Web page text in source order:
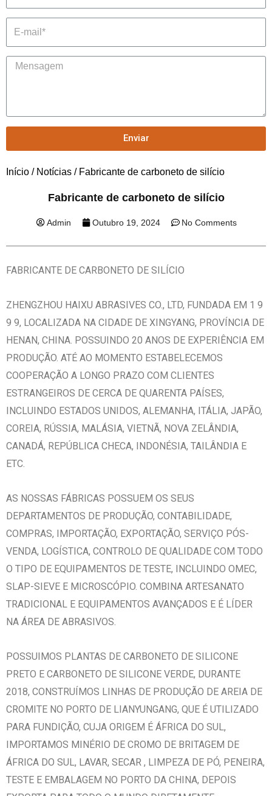
Enviar
Início / Notícias / Fabricante de carboneto de silício
Fabricante de carboneto de silício
Admin Outubro 19, 2024 No Comments
FABRICANTE DE CARBONETO DE SILÍCIO
ZHENGZHOU HAIXU ABRASIVES CO., LTD, FUNDADA EM 1 9
9 9, LOCALIZADA NA CIDADE DE XINGYANG, PROVÍNCIA DE
HENAN, CHINA. POSSUINDO 20 ANOS DE EXPERIÊNCIA EM
PRODUÇÃO. ATÉ AO MOMENTO ESTABELECEMOS
COOPERAÇÃO A LONGO PRAZO COM CLIENTES
ESTRANGEIROS DE CERCA DE QUARENTA PAÍSES,
INCLUINDO ESTADOS UNIDOS, ALEMANHA, ITÁLIA, JAPÃO,
COREIA, RÚSSIA, MALÁSIA, VIETNÃ, NOVA ZELÂNDIA,
CANADÁ, REPÚBLICA CHECA, INDONÉSIA, TAILÂNDIA E
ETC.
AS NOSSAS FÁBRICAS POSSUEM OS SEUS
DEPARTAMENTOS DE PRODUÇÃO, CONTABILIDADE,
COMPRAS, IMPORTAÇÃO, EXPORTAÇÃO, SERVIÇO PÓS-
VENDA, LOGÍSTICA, CONTROLO DE QUALIDADE COM TODO
O TIPO DE EQUIPAMENTOS DE TESTE, INCLUINDO OMEC,
SLAP-SIEVE E MICROSCÓPIO. COMBINA ARTESANATO
TRADICIONAL E EQUIPAMENTOS AVANÇADOS E É LÍDER
NA ÁREA DE ABRASIVOS.
POSSUIMOS PLANTAS DE CARBONETO DE SILICONE
PRETO E CARBONETO DE SILICONE VERDE, DURANTE
2018, CONSTRUÍMOS LINHAS DE PRODUÇÃO DE AREIA DE
CROMITE NO PORTO DE LIANYUNGANG, QUE É UTILIZADO
PARA FUNDIÇÃO, CUJA ORIGEM É ÁFRICA DO SUL,
IMPORTAMOS MINÉRIO DE CROMO DE BRITAGEM DE
ÁFRICA DO SUL, LAVAR, SECAR , LIMPEZA DE PÓ, PENEIRA,
TESTE E EMBALAGEM NO PORTO DA CHINA, DEPOIS